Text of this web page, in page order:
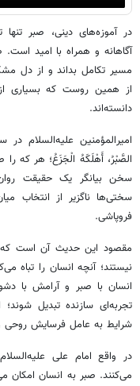
در آموزه‌های دینی، صبر
آگاهانه و همراه با امید
مسیر تکامل بداند و از دل
از همین روست که بسیاری
دانسته‌اند.
امیرالمؤمنین علیه‌السلام
الصَّبْرُ، أَهْلَکَهُ الْجَزَعُ؛ هر که
سخن بیانگر یک حقیقت
سختی‌ها ناگزیر از انتخاب
فروپاشی.
مقصود این حدیث آن است که
نیستند؛ آنچه انسان را تباه
انسان با صبر و آرامش با
تجربه‌ای سازنده تبدیل
شرایط به عامل فرسایش
در واقع امام علی
می‌کنند. صبر به انسان امکان